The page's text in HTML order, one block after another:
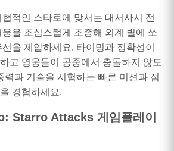
적인 스타로에 맞서는 대서사시 전
을 조심스럽게 조종해 외계 별에 쏘
을 제압하세요. 타이밍과 정확성이
고 영웅들이 공중에서 충돌하지 않도
력과 기술을 시험하는 빠른 미션과 점
경험하세요.
Starro Attacks 게임플레이